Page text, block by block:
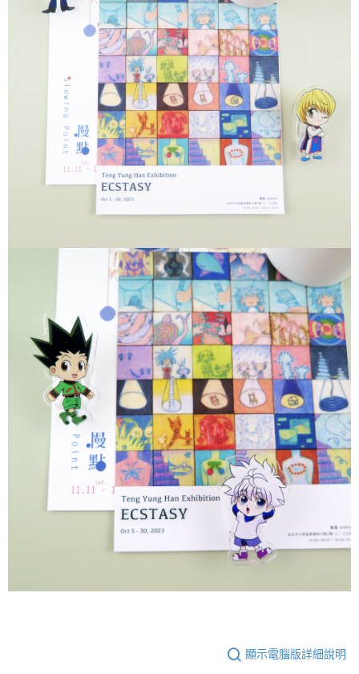
顯示電腦版詳細說明